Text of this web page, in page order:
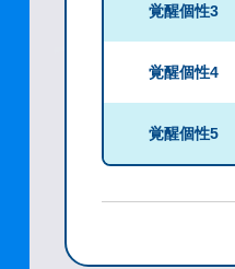
覚醒個性3
覚醒個性4
覚醒個性5